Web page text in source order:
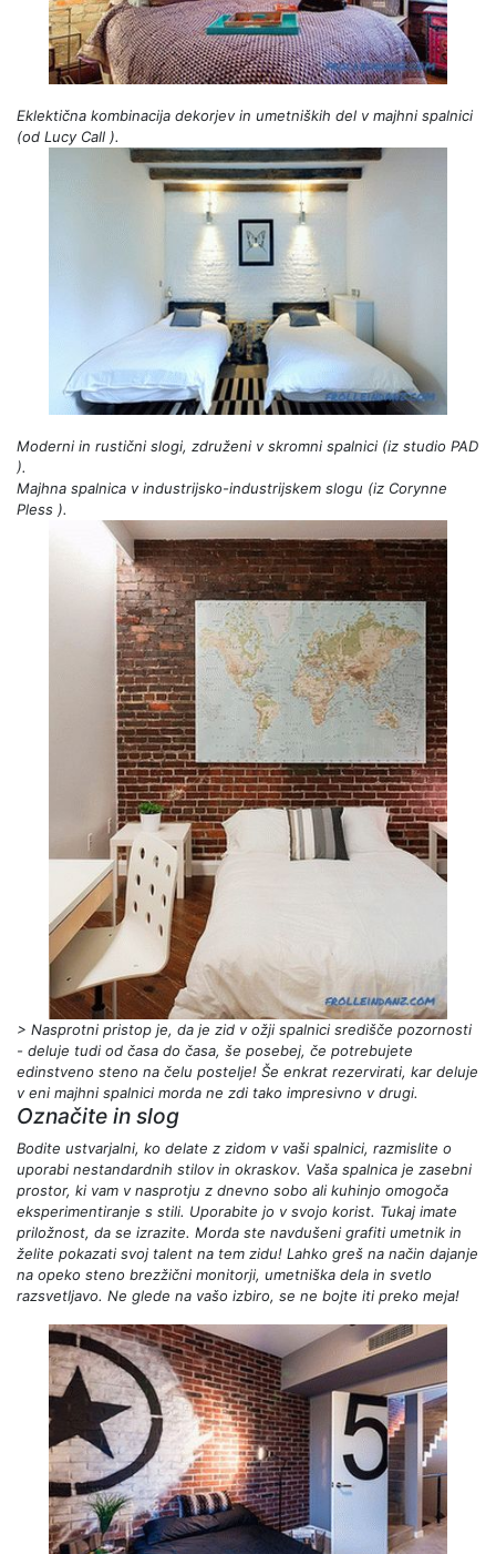
Eklektična kombinacija dekorjev in umetniških del v majhni spalnici
(od Lucy Call ).
Moderni in rustični slogi, združeni v skromni spalnici (iz studio PAD
).
Majhna spalnica v industrijsko-industrijskem slogu (iz Corynne
Pless ).
> Nasprotni pristop je, da je zid v ožji spalnici središče pozornosti
- deluje tudi od časa do časa, še posebej, če potrebujete
edinstveno steno na čelu postelje! Še enkrat rezervirati, kar deluje
v eni majhni spalnici morda ne zdi tako impresivno v drugi.
Označite in slog
Bodite ustvarjalni, ko delate z zidom v vaši spalnici, razmislite o
uporabi nestandardnih stilov in okraskov. Vaša spalnica je zasebni
prostor, ki vam v nasprotju z dnevno sobo ali kuhinjo omogoča
eksperimentiranje s stili. Uporabite jo v svojo korist. Tukaj imate
priložnost, da se izrazite. Morda ste navdušeni grafiti umetnik in
želite pokazati svoj talent na tem zidu! Lahko greš na način dajanje
na opeko steno brezžični monitorji, umetniška dela in svetlo
razsvetljavo. Ne glede na vašo izbiro, se ne bojte iti preko meja!